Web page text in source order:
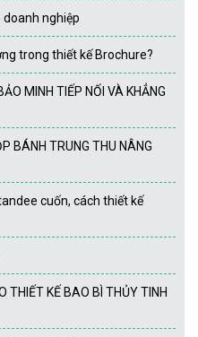
doanh nghiệp
trong thiết kế Brochure?
MINH TIẾP NỐI VÀ KHẲNG
BÁNH TRUNG THU NÂNG
cuốn, cách thiết kế
THIẾT KẾ BAO BÌ THỦY TINH